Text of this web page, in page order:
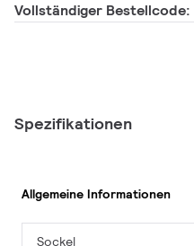
Vollständiger Bestellcode:
Spezifikationen
Allgemeine Informationen
Sockel